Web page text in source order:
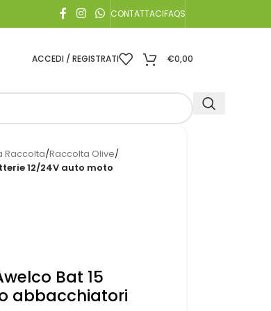
CONTATTACIFAQS
ACCEDI / REGISTRATI €0,00
Raccolta/Raccolta Olive/
12/24V auto moto
Bat 15
abbacchiatori